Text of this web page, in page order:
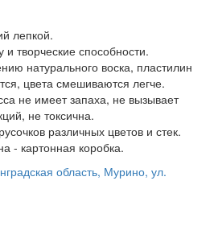
лепкой.
и творческие способности.
натурального воска, пластилин
цвета смешиваются легче.
не имеет запаха, не вызывает
не токсична.
различных цветов и стек.
- картонная коробка.
область, Мурино, ул.